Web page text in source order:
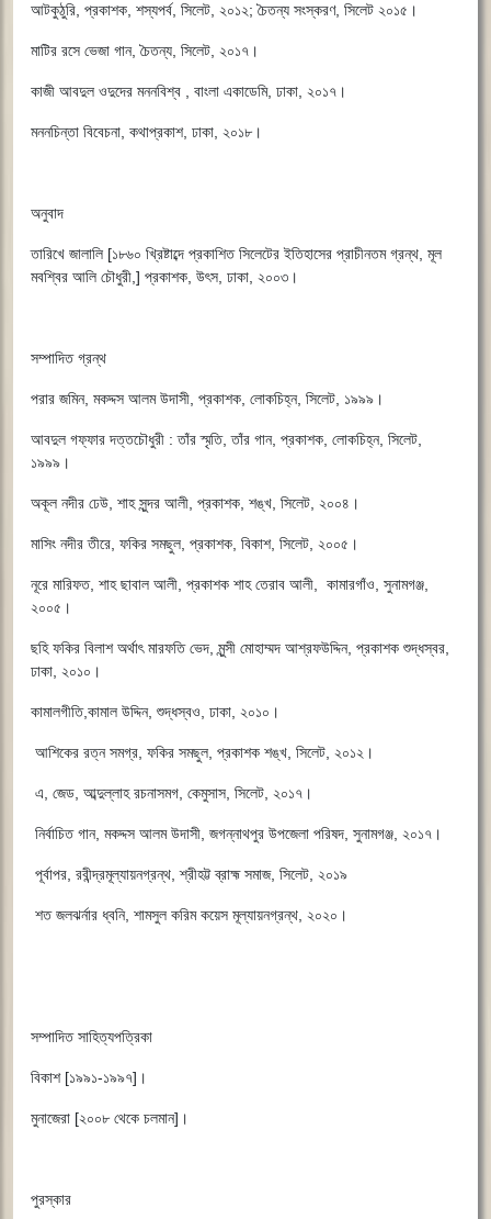
আটকুঠুরি, প্রকাশক, শস্যপর্ব, সিলেট, ২০১২; চৈতন্য সংস্করণ, সিলেট ২০১৫।
মাটির রসে ভেজা গান, চৈতন্য, সিলেট, ২০১৭।
কাজী আবদুল ওদুদের মননবিশ্ব , বাংলা একাডেমি, ঢাকা, ২০১৭।
মননচিন্তা বিবেচনা, কথাপ্রকাশ, ঢাকা, ২০১৮।
অনুবাদ
তারিখে জালালি [১৮৬০ খ্রিষ্টাব্দে প্রকাশিত সিলেটের ইতিহাসের প্রাচীনতম গ্রন্থ, মূল
মবশ্বির আলি চৌধুরী,] প্রকাশক, উৎস, ঢাকা, ২০০৩।
সম্পাদিত গ্রন্থ
পরার জমিন, মকদ্দস আলম উদাসী, প্রকাশক, লোকচিহ্ন, সিলেট, ১৯৯৯।
আবদুল গফ্ফার দত্তচৌধুরী : তাঁর স্মৃতি, তাঁর গান, প্রকাশক, লোকচিহ্ন, সিলেট,
১৯৯৯।
অকূল নদীর ঢেউ, শাহ সুন্দর আলী, প্রকাশক, শঙ্খ, সিলেট, ২০০৪।
মাসিং নদীর তীরে, ফকির সমছুল, প্রকাশক, বিকাশ, সিলেট, ২০০৫।
নূরে মারিফত, শাহ ছাবাল আলী, প্রকাশক শাহ তেরাব আলী, কামারগাঁও, সুনামগঞ্জ,
২০০৫।
ছহি ফকির বিলাশ অর্থাৎ মারফতি ভেদ, মুন্সী মোহাম্মদ আশ্রফউদ্দিন, প্রকাশক শুদ্ধস্বর,
ঢাকা, ২০১০।
কামালগীতি,কামাল উদ্দিন, শুদ্ধস্বও, ঢাকা, ২০১০।
আশিকের রত্ন সমগ্র, ফকির সমছুল, প্রকাশক শঙ্খ, সিলেট, ২০১২।
এ, জেড, আব্দুল্লাহ রচনাসমগ, কেমুসাস, সিলেট, ২০১৭।
নির্বাচিত গান, মকদ্দস আলম উদাসী, জগন্নাথপুর উপজেলা পরিষদ, সুনামগঞ্জ, ২০১৭।
পূর্বাপর, রবীন্দ্রমূল্যায়নগ্রন্থ, শ্রীহট্ট ব্রাহ্ম সমাজ, সিলেট, ২০১৯
শত জলঝর্নার ধ্বনি, শামসুল করিম কয়েস মূল্যায়নগ্রন্থ, ২০২০।
সম্পাদিত সাহিত্যপত্রিকা
বিকাশ [১৯৯১-১৯৯৭]।
মুনাজেরা [২০০৮ থেকে চলমান]।
পুরস্কার